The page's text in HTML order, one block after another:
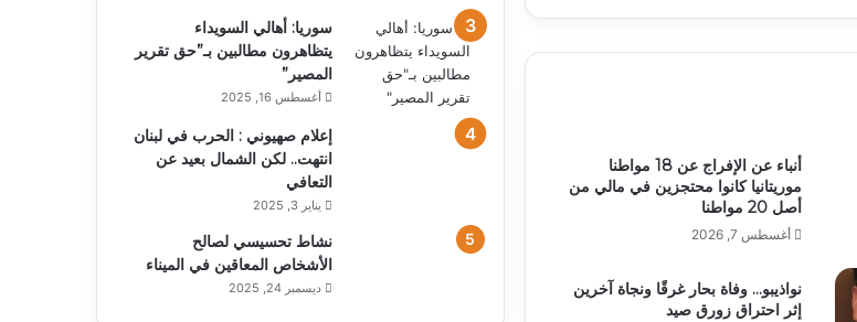
أنباء عن الإفراج عن 18 مواطنا
موريتانيا كانوا محتجزين في مالي من
أصل 20 مواطنا
أغسطس 7, 2026
نواذيبو… وفاة بحار غرقًا ونجاة آخرين
إثر احتراق زورق صيد
سوريا: أهالي السويداء
يتظاهرون مطالبين بـ”حق تقرير
المصير”
أغسطس 16, 2025
إعلام صهيوني : الحرب في لبنان
انتهت.. لكن الشمال بعيد عن
التعافي
يناير 3, 2025
نشاط تحسيسي لصالح
الأشخاص المعاقين في الميناء
ديسمبر 24, 2025